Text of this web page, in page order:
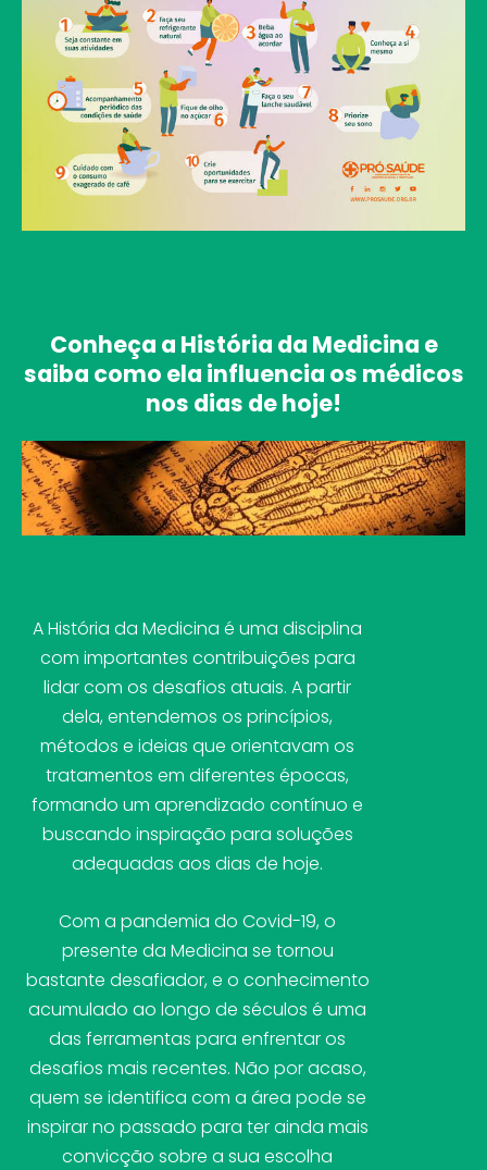
Conheça a História da Medicina e
saiba como ela influencia os médicos
nos dias de hoje!
A História da Medicina é uma disciplina
com importantes contribuições para
lidar com os desafios atuais. A partir
dela, entendemos os princípios,
métodos e ideias que orientavam os
tratamentos em diferentes épocas,
formando um aprendizado contínuo e
buscando inspiração para soluções
adequadas aos dias de hoje.
Com a pandemia do Covid-19, o
presente da Medicina se tornou
bastante desafiador, e o conhecimento
acumulado ao longo de séculos é uma
das ferramentas para enfrentar os
desafios mais recentes. Não por acaso,
quem se identifica com a área pode se
inspirar no passado para ter ainda mais
convicção sobre a sua escolha